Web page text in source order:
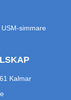
simmare
Kalmar